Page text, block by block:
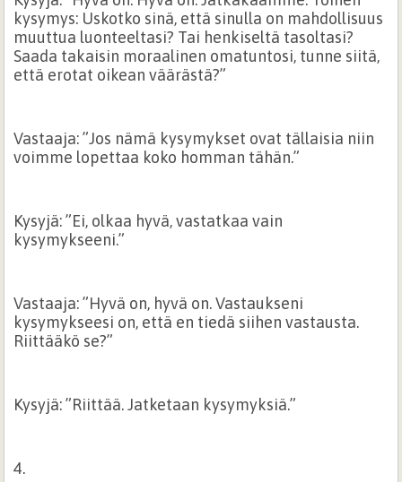
kysymys: Uskotko sinä, että sinulla on mahdollisuus
muuttua luonteeltasi? Tai henkiseltä tasoltasi?
Saada takaisin moraalinen omatuntosi, tunne siitä,
että erotat oikean väärästä?”
Vastaaja: ”Jos nämä kysymykset ovat tällaisia niin
voimme lopettaa koko homman tähän.”
Kysyjä: ”Ei, olkaa hyvä, vastatkaa vain
kysymykseeni.”
Vastaaja: ”Hyvä on, hyvä on. Vastaukseni
kysymykseesi on, että en tiedä siihen vastausta.
Riittääkö se?”
Kysyjä: ”Riittää. Jatketaan kysymyksiä.”
4.